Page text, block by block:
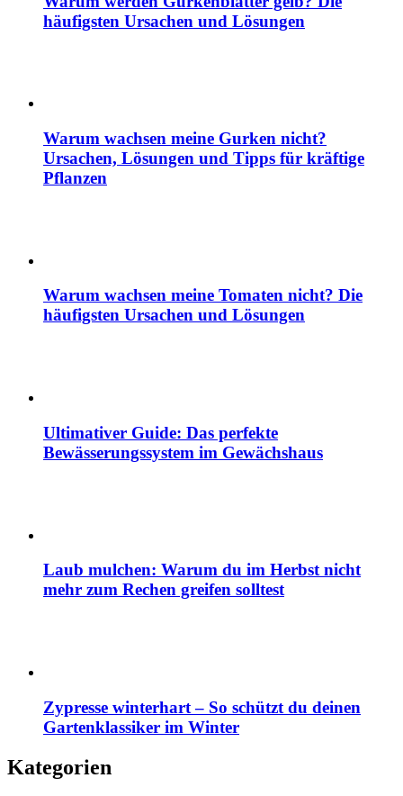
häufigsten Ursachen und Lösungen
Warum wachsen meine Gurken nicht?
Ursachen, Lösungen und Tipps für kräftige
Pflanzen
Warum wachsen meine Tomaten nicht? Die
häufigsten Ursachen und Lösungen
Ultimativer Guide: Das perfekte
Bewässerungssystem im Gewächshaus
Laub mulchen: Warum du im Herbst nicht
mehr zum Rechen greifen solltest
Zypresse winterhart – So schützt du deinen
Gartenklassiker im Winter
Kategorien